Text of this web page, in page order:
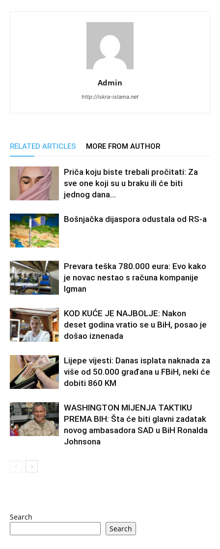
Admin
http://iskra-islama.net
RELATED ARTICLES MORE FROM AUTHOR
Priča koju biste trebali pročitati: Za
sve one koji su u braku ili će biti
jednog dana…
Bošnjačka dijaspora odustala od RS-a
Prevara teška 780.000 eura: Evo kako
je novac nestao s računa kompanije
Igman
KOD KUĆE JE NAJBOLJE: Nakon
deset godina vratio se u BiH, posao je
došao iznenada
Lijepe vijesti: Danas isplata naknada za
više od 50.000 građana u FBiH, neki će
dobiti 860 KM
WASHINGTON MIJENJA TAKTIKU
PREMA BIH: Šta će biti glavni zadatak
novog ambasadora SAD u BiH Ronalda
Johnsona
Search
Search